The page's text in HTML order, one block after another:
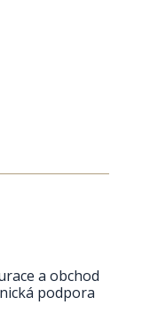
a obchod
podpora